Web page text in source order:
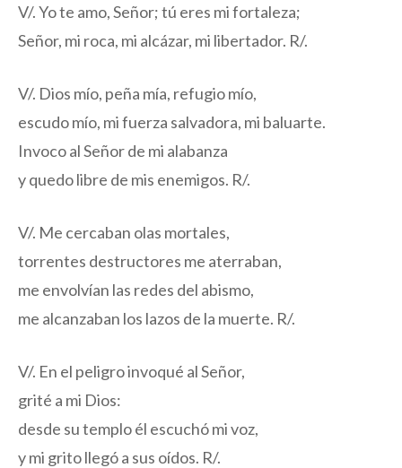
V/. Yo te amo, Señor; tú eres mi fortaleza;
Señor, mi roca, mi alcázar, mi libertador. R/.
V/. Dios mío, peña mía, refugio mío,
escudo mío, mi fuerza salvadora, mi baluarte.
Invoco al Señor de mi alabanza
y quedo libre de mis enemigos. R/.
V/. Me cercaban olas mortales,
torrentes destructores me aterraban,
me envolvían las redes del abismo,
me alcanzaban los lazos de la muerte. R/.
V/. En el peligro invoqué al Señor,
grité a mi Dios:
desde su templo él escuchó mi voz,
y mi grito llegó a sus oídos. R/.